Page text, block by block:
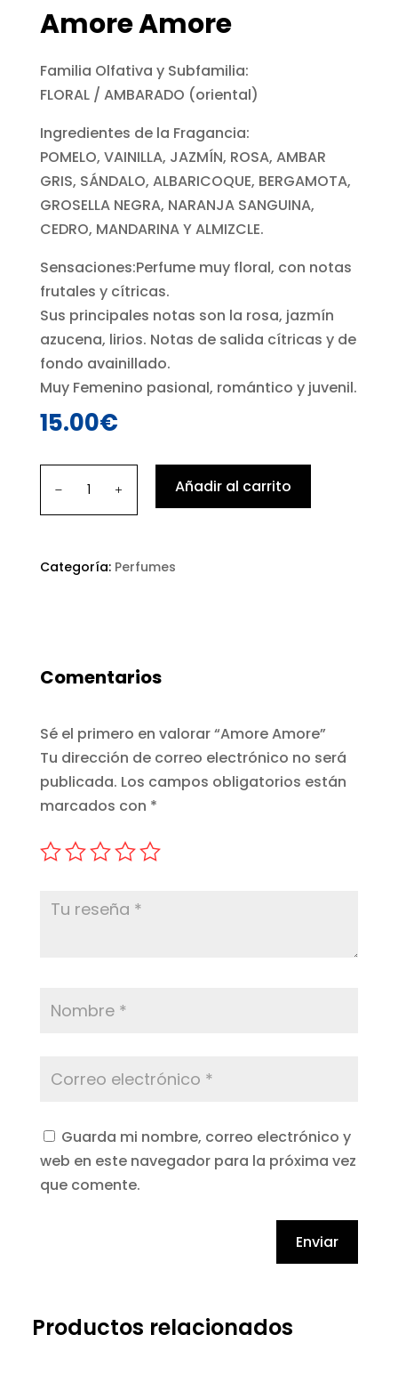
Amore Amore
Familia Olfativa y Subfamilia:
FLORAL / AMBARADO (oriental)
Ingredientes de la Fragancia:
POMELO, VAINILLA, JAZMÍN, ROSA, AMBAR
GRIS, SÁNDALO, ALBARICOQUE, BERGAMOTA,
GROSELLA NEGRA, NARANJA SANGUINA,
CEDRO, MANDARINA Y ALMIZCLE.
Sensaciones:Perfume muy floral, con notas
frutales y cítricas.
Sus principales notas son la rosa, jazmín
azucena, lirios. Notas de salida cítricas y de
fondo avainillado.
Muy Femenino pasional, romántico y juvenil.
15.00€
Añadir al carrito
Categoría: Perfumes
Comentarios
Sé el primero en valorar “Amore Amore”
Tu dirección de correo electrónico no será
publicada. Los campos obligatorios están
marcados con *
Guarda mi nombre, correo electrónico y
web en este navegador para la próxima vez
que comente.
Enviar
Productos relacionados